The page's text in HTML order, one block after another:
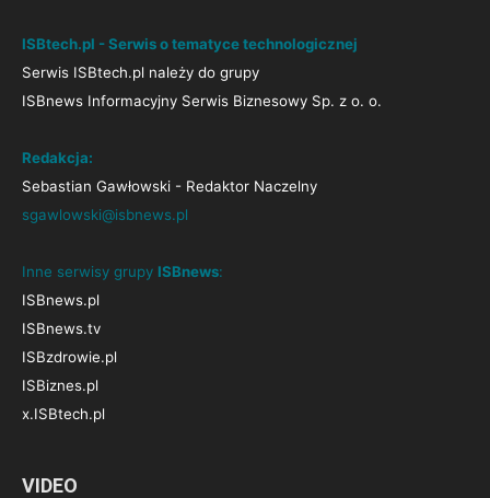
ISBtech.pl - Serwis o tematyce technologicznej
Serwis ISBtech.pl należy do grupy
ISBnews Informacyjny Serwis Biznesowy Sp. z o. o.
Redakcja:
Sebastian Gawłowski - Redaktor Naczelny
sgawlowski@isbnews.pl
Inne serwisy grupy ISBnews:
ISBnews.pl
ISBnews.tv
ISBzdrowie.pl
ISBiznes.pl
x.ISBtech.pl
VIDEO